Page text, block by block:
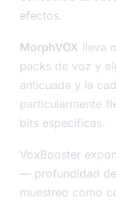
efectos.
MorphVOX lleva
packs de voz y
anticuada y la
particularmente
bits específicas.
VoxBooster
— profundidad
muestreo como